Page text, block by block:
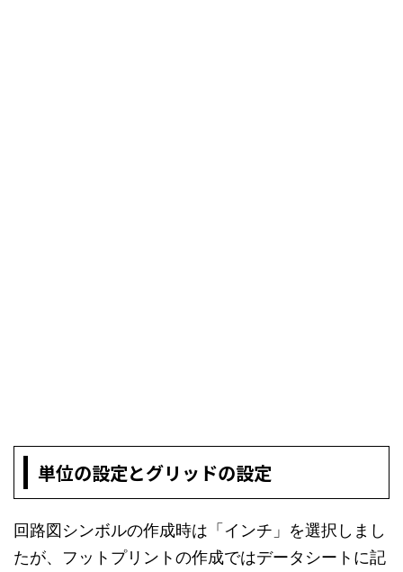
単位の設定とグリッドの設定
回路図シンボルの作成時は「インチ」を選択しまし
たが、フットプリントの作成ではデータシートに記